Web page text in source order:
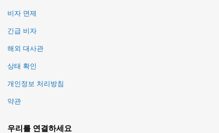
비자 면제
긴급 비자
해외 대사관
상태 확인
개인정보 처리방침
약관
우리를 연결하세요